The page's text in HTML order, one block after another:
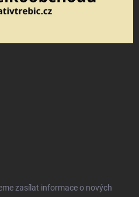
zasílat informace o nových